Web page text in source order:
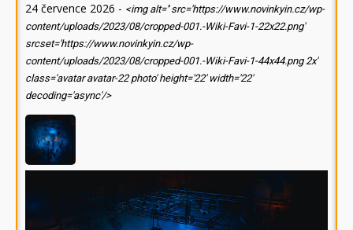
24 července 2026 - <img alt='' src='https://www.novinkyin.cz/wp-
content/uploads/2023/08/cropped-001.-Wiki-Favi-1-22x22.png'
srcset='https://www.novinkyin.cz/wp-
content/uploads/2023/08/cropped-001.-Wiki-Favi-1-44x44.png 2x'
class='avatar avatar-22 photo' height='22' width='22'
decoding='async'/>